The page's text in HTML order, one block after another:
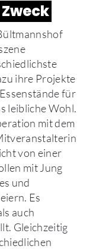
ihre Projekte
für
leibliche Wohl.
mit dem
von einer
mit Jung
und
Es
auch
Gleichzeitig